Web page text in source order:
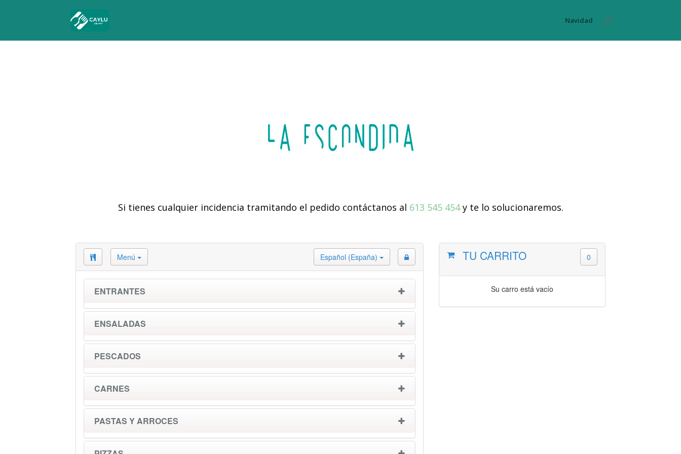
Navidad
Si tienes cualquier incidencia tramitando el pedido contáctanos al 613 545 454y te lo solucionaremos.
Menú Español (España)
ENTRANTES
ENSALADAS
PESCADOS
CARNES
PASTAS Y ARROCES
TU CARRITO 0
Su carro está vacío